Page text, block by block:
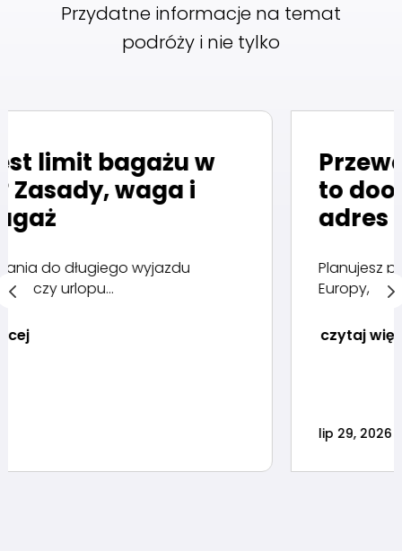
Przydatne informacje na temat
podróży i nie tylko
w
waga i
wyjazdu
Przewozy do
to door – z
Planujesz podróż
Europy, odwiedziny u...